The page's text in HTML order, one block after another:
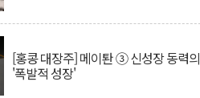
[홍콩 대장주] 메이퇀 ③ 신성장 동력의
'폭발적 성장'